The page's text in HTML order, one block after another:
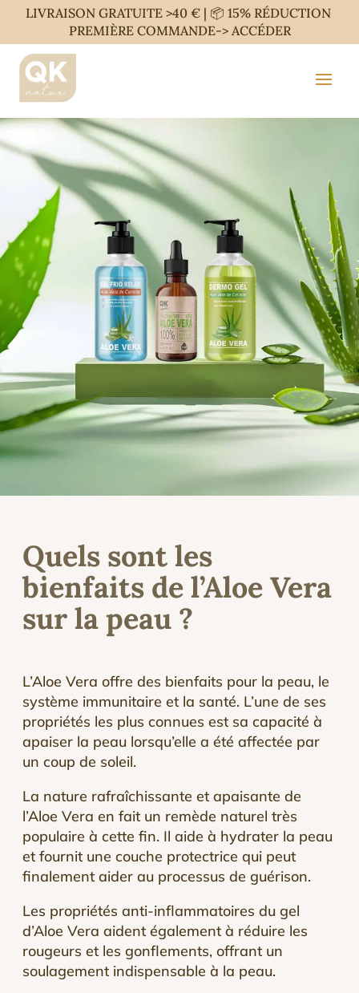
LIVRAISON GRATUITE >40 € | 📦 15% RÉDUCTION
PREMIÈRE COMMANDE-> ACCÉDER
Quels sont les
bienfaits de l’Aloe Vera
sur la peau ?
L’Aloe Vera offre des bienfaits pour la peau, le
système immunitaire et la santé. L’une de ses
propriétés les plus connues est sa capacité à
apaiser la peau lorsqu’elle a été affectée par
un coup de soleil.
La nature rafraîchissante et apaisante de
l’Aloe Vera en fait un remède naturel très
populaire à cette fin. Il aide à hydrater la peau
et fournit une couche protectrice qui peut
finalement aider au processus de guérison.
Les propriétés anti-inflammatoires du gel
d’Aloe Vera aident également à réduire les
rougeurs et les gonflements, offrant un
soulagement indispensable à la peau.